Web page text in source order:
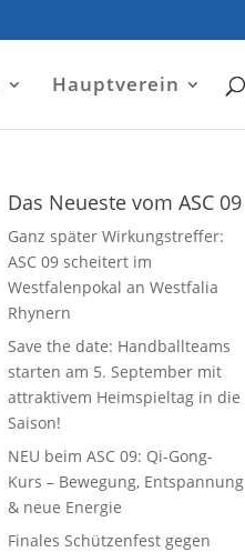
Hauptverein
Das Neueste vom ASC 09
Ganz später Wirkungstreffer:
ASC 09 scheitert im
Westfalenpokal an Westfalia
Rhynern
Save the date: Handballteams
starten am 5. September mit
attraktivem Heimspieltag in die
Saison!
NEU beim ASC 09: Qi-Gong-
Kurs – Bewegung, Entspannung
& neue Energie
Finales Schützenfest gegen